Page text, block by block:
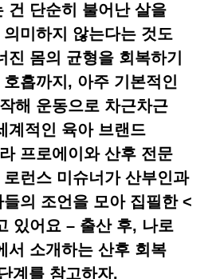
건 단순히 불어난 살을
미하지 않는다는 것도
진 몸의 균형을 회복하기
흡까지, 아주 기본적인
해 운동으로 차근차근
계적인 육아 브랜드
프로에이와 산후 전문
런스 미슈너가 산부인과
의 조언을 모아 집필한 <
있어요 – 출산 후, 나로
서 소개하는 산후 회복
계를 참고하자.